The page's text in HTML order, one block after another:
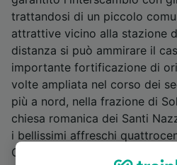
trattandosi di un piccolo
attrattive vicino alla stazione
distanza si può ammirare il
importante fortificazione di
volte ampliata nel corso dei
più a nord, nella frazione di
chiesa romanica dei Santi
i bellissimi affreschi
Campo, a quel tempo uno dei